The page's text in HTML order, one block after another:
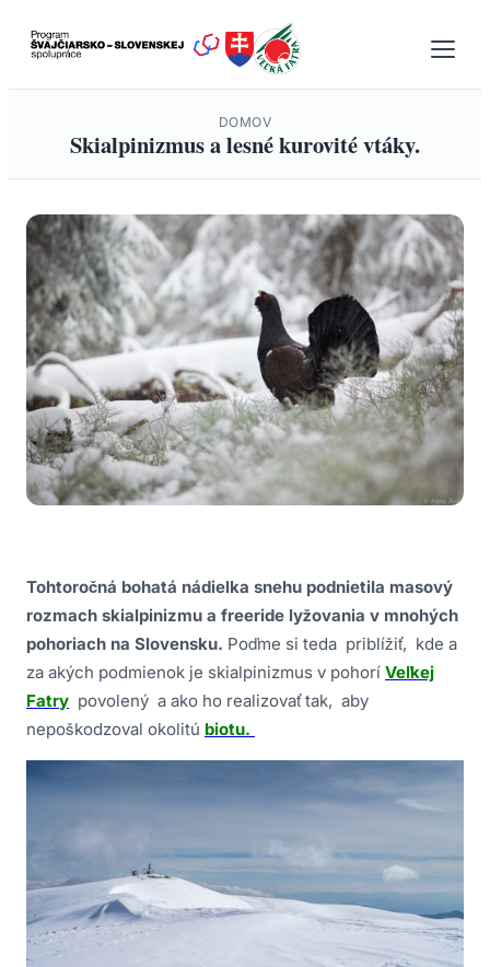
DOMOV
Skialpinizmus a lesné kurovité vtáky.
Tohtoročná bohatá nádielka snehu podnietila masový
rozmach skialpinizmu a freeride lyžovania v mnohých
pohoriach na Slovensku. Poďme si teda priblížiť, kde a
za akých podmienok je skialpinizmus v pohorí Veľkej
Fatry povolený a ako ho realizovať tak, aby
nepoškodzoval okolitú biotu.